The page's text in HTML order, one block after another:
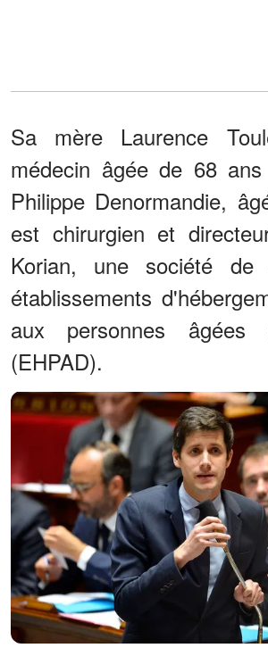
Sa mère Laurence
médecin âgée de 68
Philippe Denormandie,
est chirurgien et
Korian, une société de
établissements
aux personnes âgées
(EHPAD).